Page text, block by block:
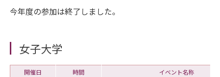
今年度の参加は終了しました。
女子大学
開催日 時間 イベント名称